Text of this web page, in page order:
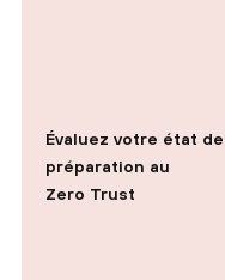
Évaluez votre état de
préparation au
Zero Trust